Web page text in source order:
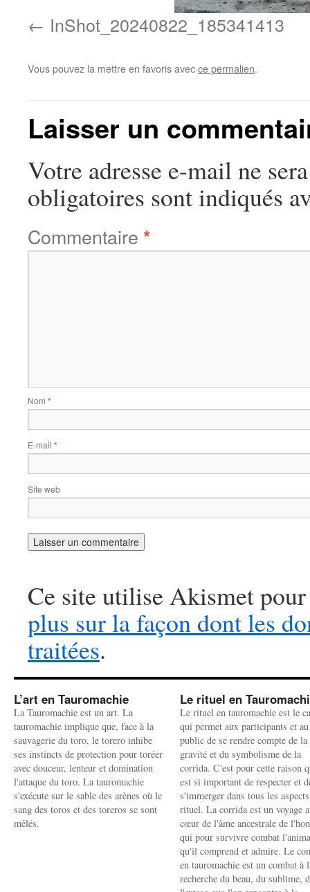
InShot_20240822_185341413
Vous pouvez la mettre en favoris avecce permalien.
Laisser un
Votre adresse e-mail ne
obligatoires sont indiqués
Commentaire *
Nom *
E-mail *
Site web
Ce site utilise Akismet
plus sur la façon dont les
traitées.
L’art en Tauromachie
La Tauromachie est un art. La
tauromachie implique que, face à la
sauvagerie du toro, le torero inhibe
ses instincts de protection pour toréer
avec douceur, lenteur et domination
l'attaque du toro. La tauromachie
s'exécute sur le sable des arènes où le
sang des toros et des toreros se sont
mêlés.
Le rituel en
Le rituel en tauromachie est le
qui permet aux participants et au
public de se rendre compte de la
gravité et du symbolisme de la
corrida. C'est pour cette raison
est si important de respecter et
s'immerger dans tous les
rituel. La corrida est un voyage
cœur de l'âme ancestrale de
qui pour survivre combat
qu'il comprend et admire. Le
en tauromachie est un combat à
recherche du beau, du sublime,